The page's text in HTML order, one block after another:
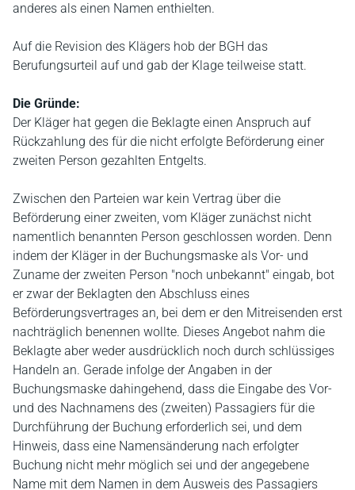
anderes als einen Namen enthielten.
Auf die Revision des Klägers hob der BGH das
Berufungsurteil auf und gab der Klage teilweise statt.
Die Gründe:
Der Kläger hat gegen die Beklagte einen Anspruch auf
Rückzahlung des für die nicht erfolgte Beförderung einer
zweiten Person gezahlten Entgelts.
Zwischen den Parteien war kein Vertrag über die
Beförderung einer zweiten, vom Kläger zunächst nicht
namentlich benannten Person geschlossen worden. Denn
indem der Kläger in der Buchungsmaske als Vor- und
Zuname der zweiten Person "noch unbekannt" eingab, bot
er zwar der Beklagten den Abschluss eines
Beförderungsvertrages an, bei dem er den Mitreisenden erst
nachträglich benennen wollte. Dieses Angebot nahm die
Beklagte aber weder ausdrücklich noch durch schlüssiges
Handeln an. Gerade infolge der Angaben in der
Buchungsmaske dahingehend, dass die Eingabe des Vor-
und des Nachnamens des (zweiten) Passagiers für die
Durchführung der Buchung erforderlich sei, und dem
Hinweis, dass eine Namensänderung nach erfolgter
Buchung nicht mehr möglich sei und der angegebene
Name mit dem Namen in dem Ausweis des Passagiers